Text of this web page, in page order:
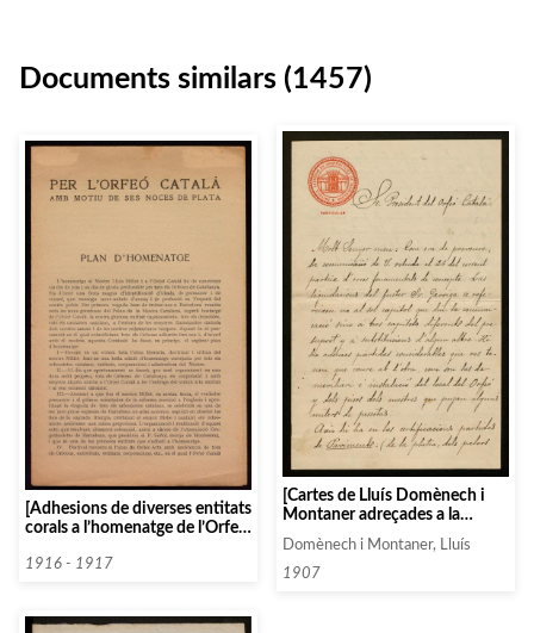
Documents similars (1457)
[Adhesions de diverses entitats
corals a l’homenatge de l’Orfeó
amb motiu del seu 25è
1916 - 1917
[Cartes de Lluís Domènech i
Montaner adreçades a la
presidència de l’Orfeó Català
sobre el seguiment de les obres
del Palau de la Música
Domènech i Montaner, Lluís
1907